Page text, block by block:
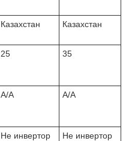
Казахстан Казахстан
25 35
A/A A/A
Не инвертор
Не инвертор